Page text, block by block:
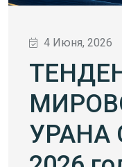
4 Июня, 2026
УРАНА